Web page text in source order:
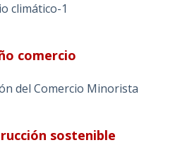
climático-1
comercio
del Comercio Minorista
sostenible